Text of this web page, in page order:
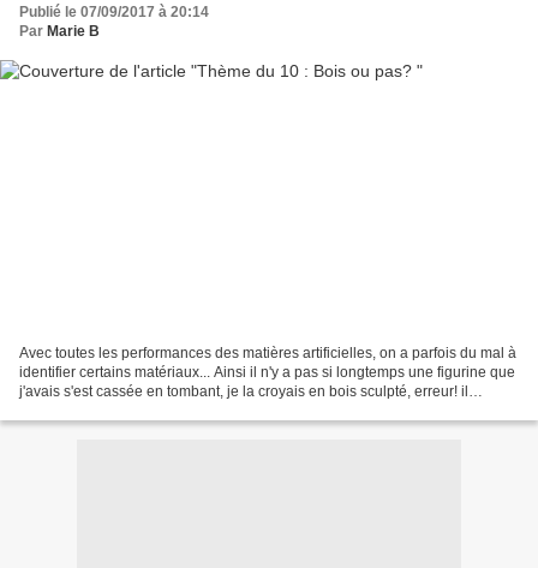
Publié le 07/09/2017 à 20:14
Par Marie B
Avec toutes les performances des matières artificielles, on a parfois du mal à
identifier certains matériaux... Ainsi il n'y a pas si longtemps une figurine que
j'avais s'est cassée en tombant, je la croyais en bois sculpté, erreur! il